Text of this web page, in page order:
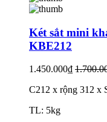
Két sắt mini
KBE212
1.450.000₫
C212 x rộng 312 x
TL: 5kg